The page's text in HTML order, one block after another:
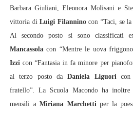
Barbara Giuliani, Eleonora Molisani e
vittoria diLuigi Filanninocon “Taci, se la
Al secondo posto si sono classificati
Mancassola con “Mentre le uova
Izzi con “Fantasia in fa minore per
al terzo posto daDaniela Liguori con
fratello”. La Scuola Macondo ha inoltre
mensili a Miriana Marchetti per la